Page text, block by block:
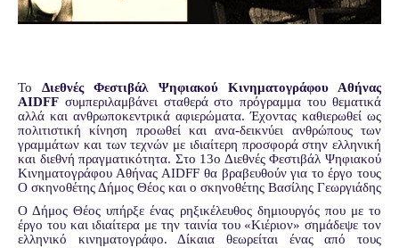
ΤοΔιεθνές Φεστιβάλ Ψηφιακού Κινηματογράφου Αθήνας
AIDFF συμπεριλαμβάνει σταθερά στο πρόγραμμα του θεματικά
αλλά και ανθρωποκεντρικά αφιερώματα. Έχοντας καθιερωθεί ως
πολιτιστική κίνηση προωθεί και ανα-δεικνύει ανθρώπους των
γραμμάτων και των τεχνών με ιδιαίτερη προσφορά στην ελληνική
και διεθνή πραγματικότητα. Στο 13ο Διεθνές Φεστιβάλ Ψηφιακού
Κινηματογράφου Αθήνας AIDFF θα βραβευθούν για το έργο τους
Ο σκηνοθέτης Δήμος Θέος και ο σκηνοθέτης Βασίλης Γεωργιάδης
Ο Δήμος Θέος υπήρξε ένας ρηξικέλευθος δημιουργός που με το
έργο του και ιδιαίτερα με την ταινία του «Κιέριον» σημάδεψε τον
ελληνικό κινηματογράφο. Δίκαια θεωρείται ένας από τους